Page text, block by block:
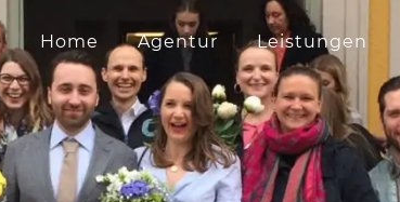
Home Agentur Leistungen